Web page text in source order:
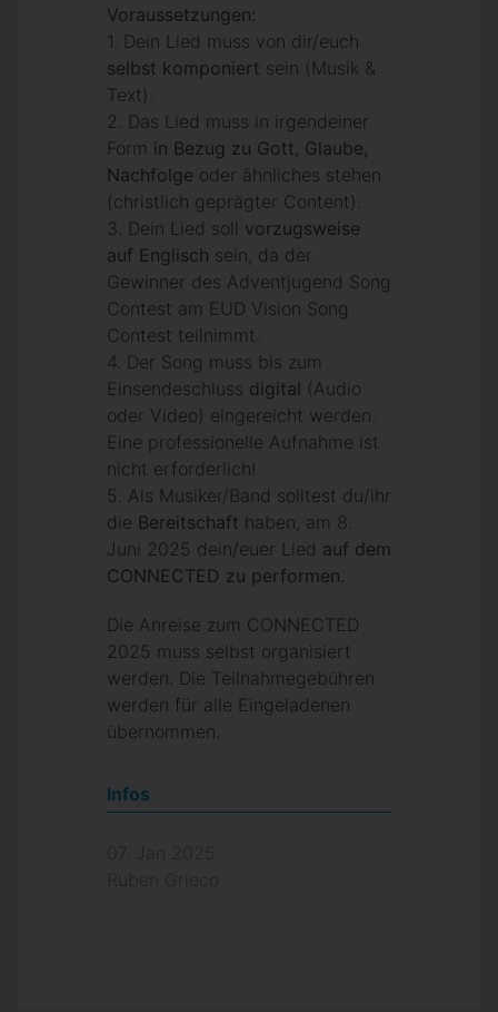
Voraussetzungen:
1. Dein Lied muss von dir/euch
selbst komponiert sein (Musik &
Text).
2. Das Lied muss in irgendeiner
Form in Bezug zu Gott, Glaube,
Nachfolge oder ähnliches stehen
(christlich geprägter Content).
3. Dein Lied soll vorzugsweise
auf Englisch sein, da der
Gewinner des Adventjugend Song
Contest am EUD Vision Song
Contest teilnimmt.
4. Der Song muss bis zum
Einsendeschluss digital (Audio
oder Video) eingereicht werden.
Eine professionelle Aufnahme ist
nicht erforderlich!
5. Als Musiker/Band solltest du/ihr
die Bereitschaft haben, am 8.
Juni 2025 dein/euer Lied auf dem
CONNECTED zu performen.
Die Anreise zum CONNECTED
2025 muss selbst organisiert
werden. Die Teilnahmegebühren
werden für alle Eingeladenen
übernommen.
Infos